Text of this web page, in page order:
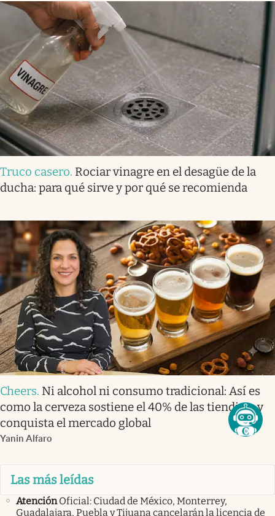
Truco casero. Rociar vinagre en el desagüe de la
ducha: para qué sirve y por qué se recomienda
Cheers. Ni alcohol ni consumo tradicional: Así es
como la cerveza sostiene el 40% de las tienditas y
conquista el mercado global
Yanin Alfaro
Las más leídas
Atención Oficial: Ciudad de México, Monterrey,
Guadalajara, Puebla y Tijuana cancelarán la licencia de